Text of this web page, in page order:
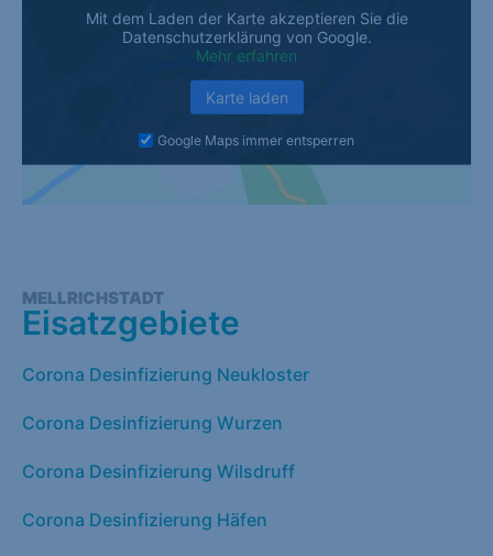
Mit dem Laden der Karte akzeptieren Sie die
Datenschutzerklärung von Google.
Mehr erfahren
Karte laden
Google Maps immer entsperren
MELLRICHSTADT
Eisatzgebiete
Corona Desinfizierung Neukloster
Corona Desinfizierung Wurzen
Corona Desinfizierung Wilsdruff
Corona Desinfizierung Häfen